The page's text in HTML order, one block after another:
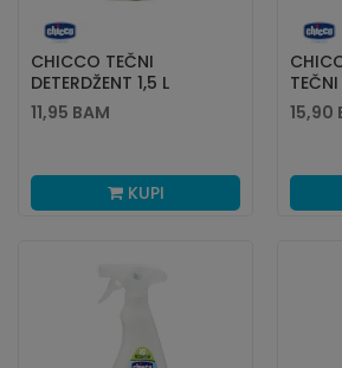
CHICCO TEČNI
DETERDŽENT 1,5 L
11,95 BAM
KUPI
TEČNI
15,90